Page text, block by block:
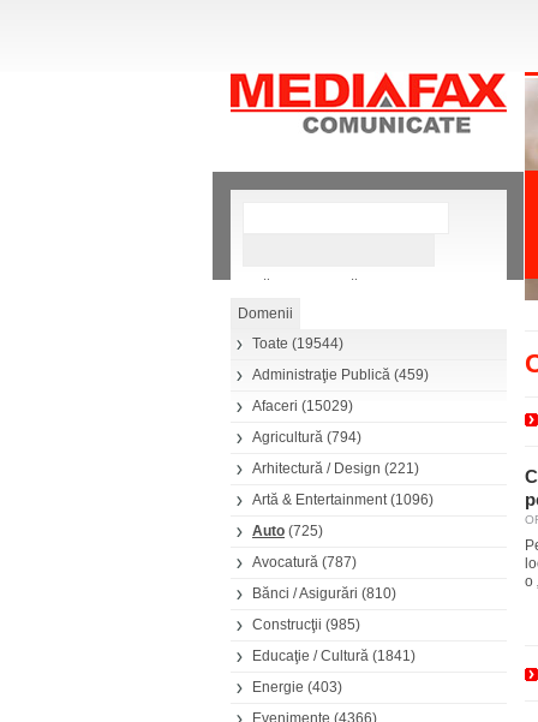
Căutare avansată
Toate (19544)
Administraţie Publică (459)
Afaceri (15029)
Agricultură (794)
Arhitectură / Design (221)
Artă & Entertainment(1096)
Auto (725)
Avocatură (787)
Bănci / Asigurări (810)
Construcţii (985)
Educaţie / Cultură (1841)
Energie (403)
Evenimente (4366)
o